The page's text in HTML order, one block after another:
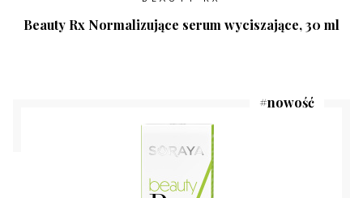
Beauty Rx Normalizujące serum wyciszające, 30 ml
#nowość